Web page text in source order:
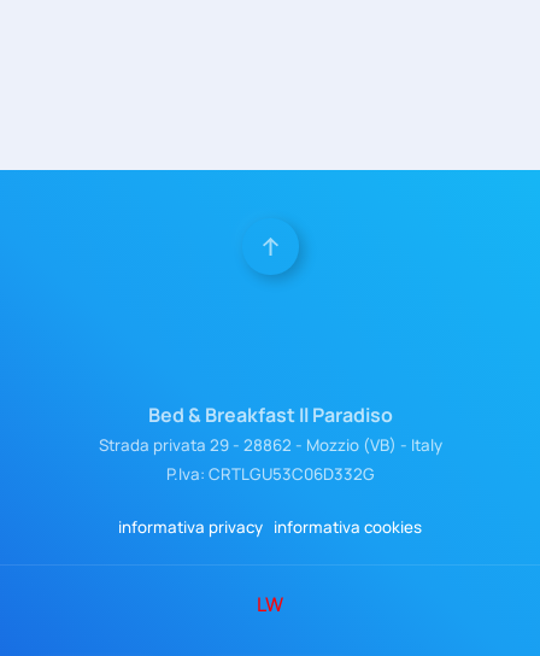
Bed & Breakfast Il Paradiso
Strada privata 29 - 28862 - Mozzio (VB) - Italy
P.Iva: CRTLGU53C06D332G
informativa privacy informativa cookies
LW